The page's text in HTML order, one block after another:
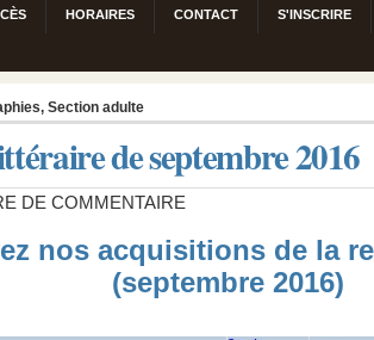
HORAIRES CONTACT S'INSCRIRE
, Section adulte
de septembre 2016
DE COMMENTAIRE
nos acquisitions de la
(septembre 2016)